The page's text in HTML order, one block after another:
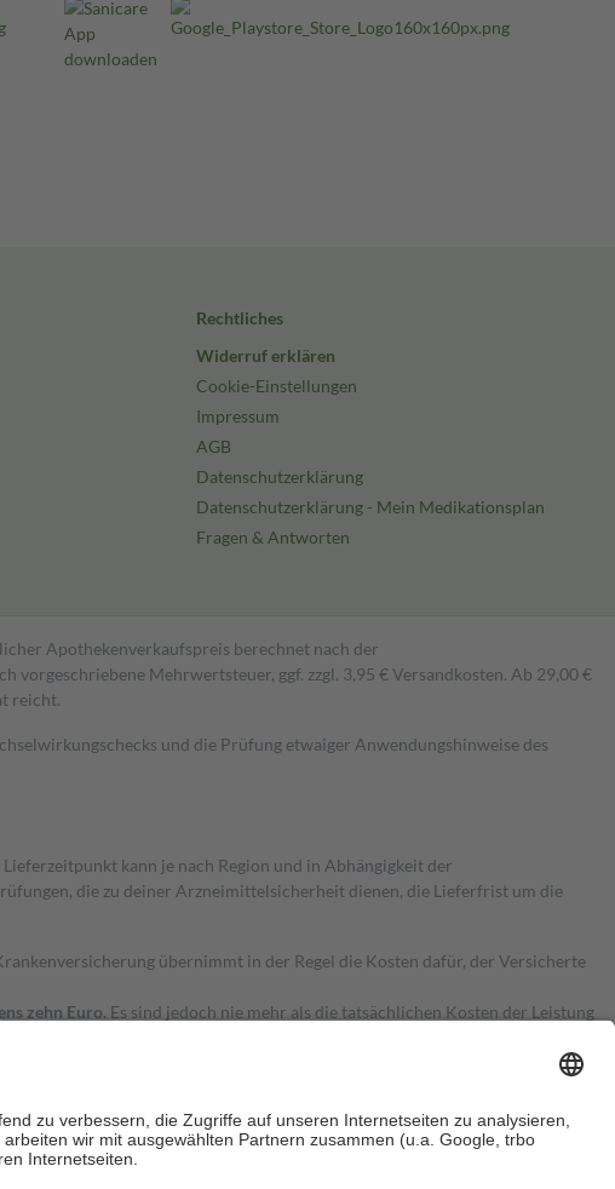
Rechtliches
Widerruf erklären
Cookie-Einstellungen
Impressum
AGB
Datenschutzerklärung
Datenschutzerklärung - Mein Medikationsplan
Fragen & Antworten
Apothekenverkaufspreis berechnet nach der
Mehrwertsteuer, ggf. zzgl. 3,95 € Versandkosten. Ab 29,00 €
reicht.
und die Prüfung etwaiger Anwendungshinweise des
kann je nach Region und in Abhängigkeit der
die zu deiner Arzneimittelsicherheit dienen, die Lieferfrist um die
übernimmt in der Regel die Kosten dafür, der Versicherte
zehn Euro. Es sind jedoch nie mehr als die tatsächlichen Kosten der Leistung
keine Zuzahlungen an bei: